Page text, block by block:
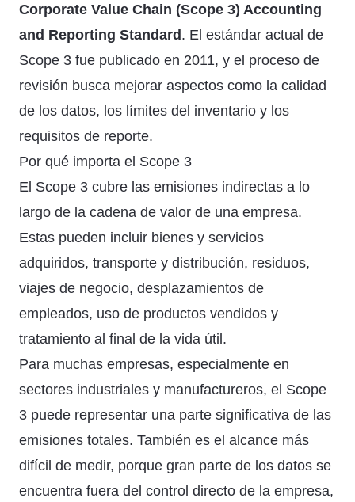
Corporate Value Chain (Scope 3) Accounting
and Reporting Standard . El estándar actual de
Scope 3 fue publicado en 2011, y el proceso de
revisión busca mejorar aspectos como la calidad
de los datos, los límites del inventario y los
requisitos de reporte.
Por qué importa el Scope 3
El Scope 3 cubre las emisiones indirectas a lo
largo de la cadena de valor de una empresa.
Estas pueden incluir bienes y servicios
adquiridos, transporte y distribución, residuos,
viajes de negocio, desplazamientos de
empleados, uso de productos vendidos y
tratamiento al final de la vida útil.
Para muchas empresas, especialmente en
sectores industriales y manufactureros, el Scope
3 puede representar una parte significativa de las
emisiones totales. También es el alcance más
difícil de medir, porque gran parte de los datos se
encuentra fuera del control directo de la empresa,